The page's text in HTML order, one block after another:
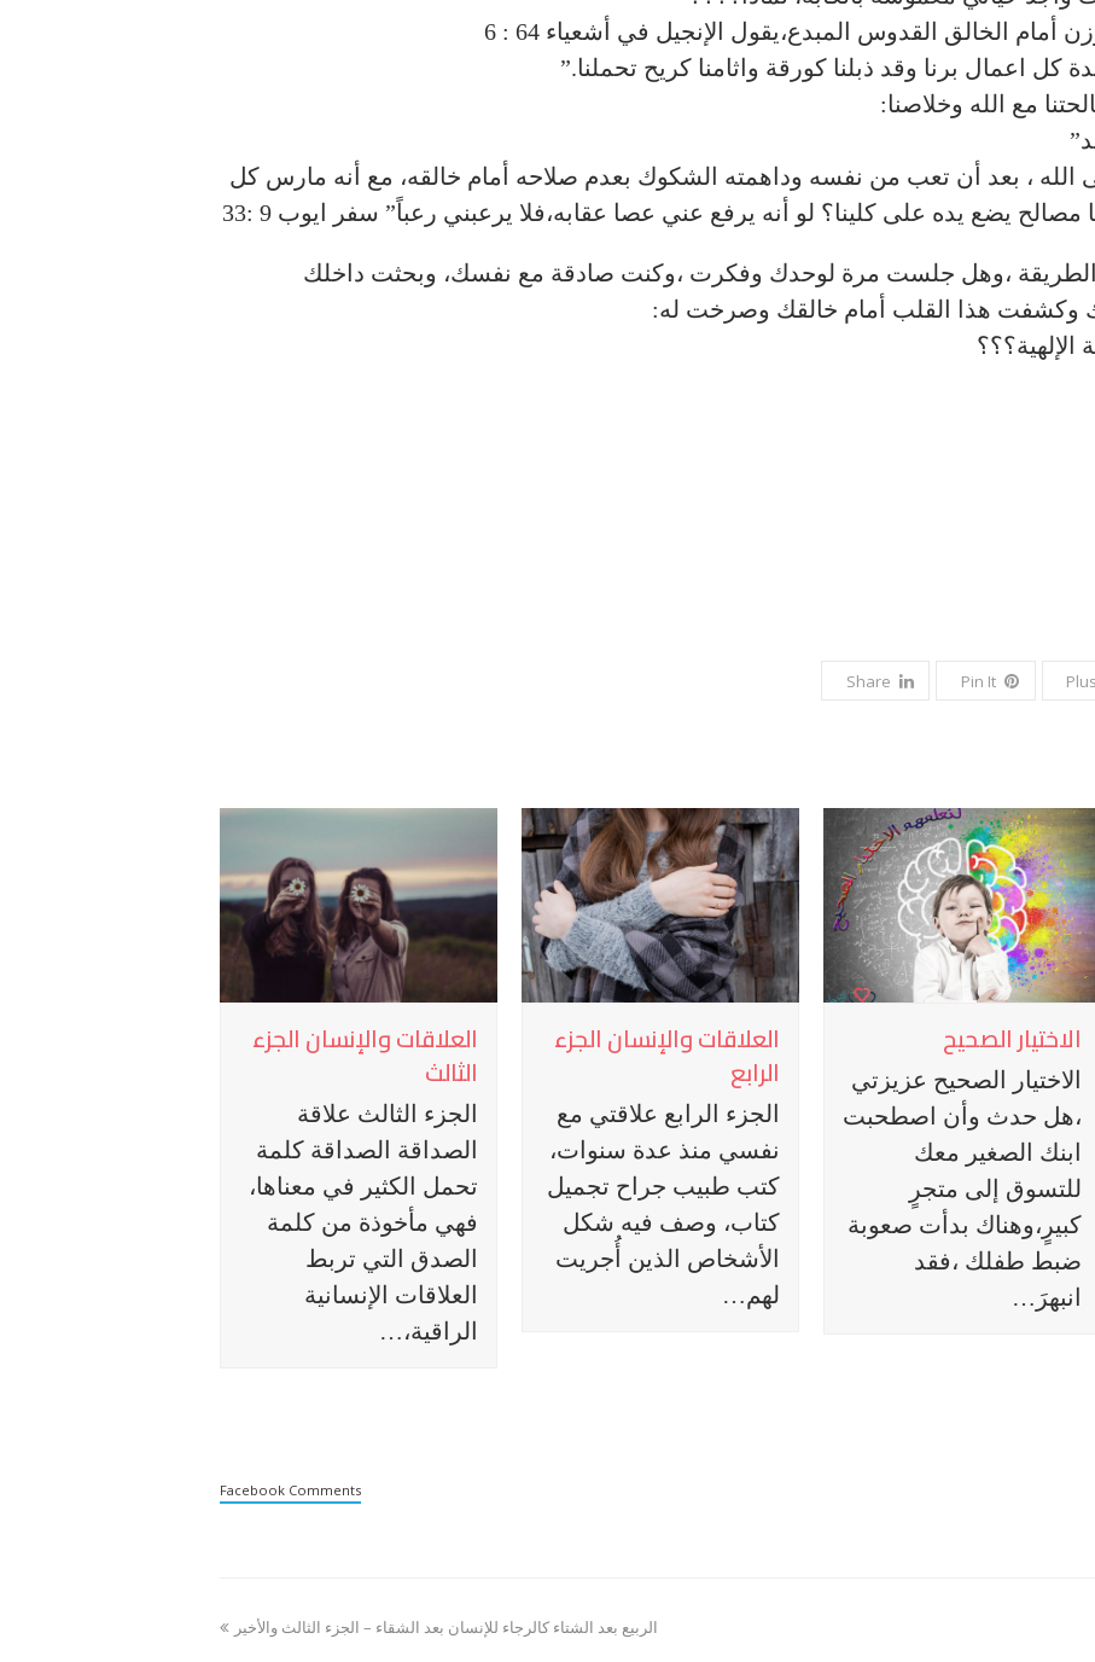
أمام الخالق القدوس المبدع،يقول الإنجيل في أشعياء 64 : 6
اعمال برنا وقد ذبلنا كورقة واثامنا كريح تحملنا.”
الله ، بعد أن تعب من نفسه وداهمته الشكوك بعدم صلاحه أمام خالقه، مع أنه مارس كل
مصالح يضع يده على كلينا؟ لو أنه يرفع عني عصا عقابه،فلا يرعبني رعباً” سفر ايوب 9 :33
،وهل جلست مرة لوحدك وفكرت ،وكنت صادقة مع نفسك، وبحثت داخلك
وكشفت هذا القلب أمام خالقك وصرخت له:
الإلهية؟؟؟
Pin It
Share
الاختيار الصحيح
الاختيار الصحيح عزيزتي
،هل حدث وأن اصطحبت
ابنك الصغير معك
للتسوق إلى متجرٍ
كبيرٍ،وهناك بدأت صعوبة
ضبط طفلك ،فقد
انبهرَ…
العلاقات والإنسان الجزء
الرابع
الجزء الرابع علاقتي مع
نفسي منذ عدة سنوات،
كتب طبيب جراح تجميل
كتاب، وصف فيه شكل
الأشخاص الذين أُجريت
لهم…
العلاقات والإنسان الجزء
الثالث
الجزء الثالث علاقة
الصداقة الصداقة كلمة
تحمل الكثير في معناها،
فهي مأخوذة من كلمة
الصدق التي تربط
العلاقات الإنسانية
الراقية،…
Facebook Comments
next
الربيع بعد الشتاء كالرجاء للإنسان بعد الشقاء – الجزء الثالث والأخير